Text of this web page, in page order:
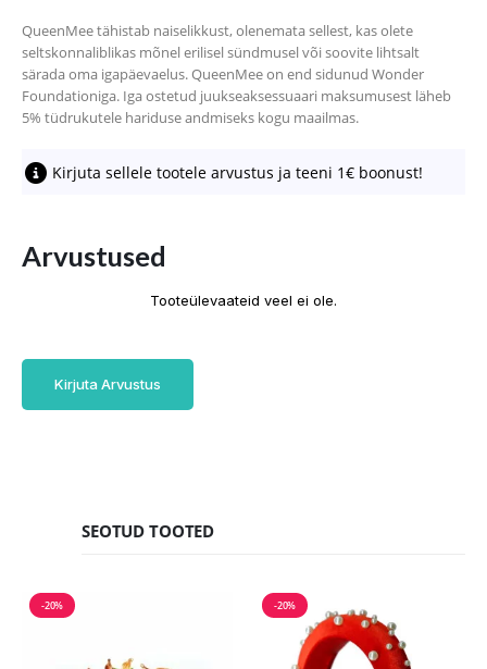
QueenMee tähistab naiselikkust, olenemata sellest, kas olete
seltskonnaliblikas mõnel erilisel sündmusel või soovite lihtsalt
särada oma igapäevaelus.QueenMee on end sidunud Wonder
Foundationiga. Iga ostetud juukseaksessuaari maksumusest läheb
5% tüdrukutele hariduse andmiseks kogu maailmas.
Kirjuta sellele tootele arvustus ja teeni 1€ boonust!
Arvustused
Tooteülevaateid veel ei ole.
Kirjuta Arvustus
SEOTUD TOOTED
-20% -20%